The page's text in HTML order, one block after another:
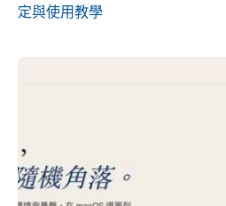
定與使用教學